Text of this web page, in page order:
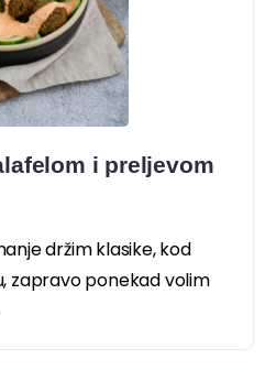
i preljevom
držim klasike, kod
zapravo ponekad volim